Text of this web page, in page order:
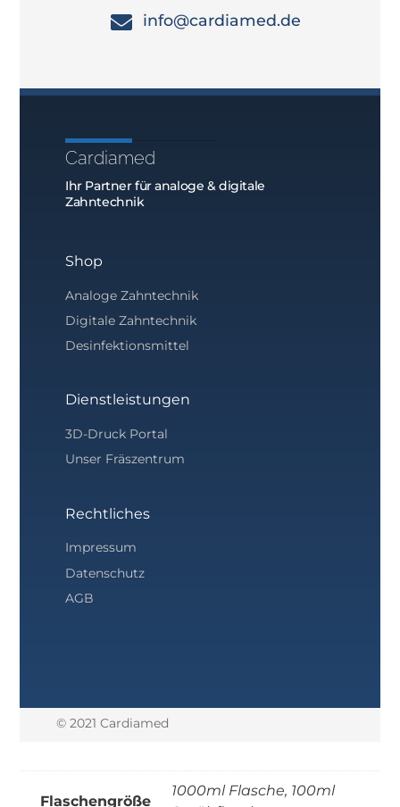
info@cardiamed.de
Cardiamed
Ihr Partner für analoge & digitale
Zahntechnik
Shop
Analoge Zahntechnik
Digitale Zahntechnik
Desinfektionsmittel
Dienstleistungen
3D-Druck Portal
Unser Fräszentrum
Rechtliches
Impressum
Datenschutz
AGB
© 2021 Cardiamed
Flaschengröße
1000ml Flasche, 100ml